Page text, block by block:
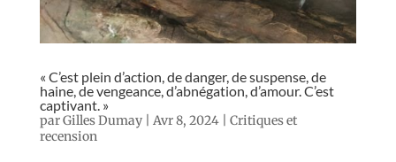
« C’est plein d’action, de danger, de suspense, de
haine, de vengeance, d’abnégation, d’amour. C’est
captivant. »
parGilles Dumay| Avr 8, 2024| Critiques et
recension